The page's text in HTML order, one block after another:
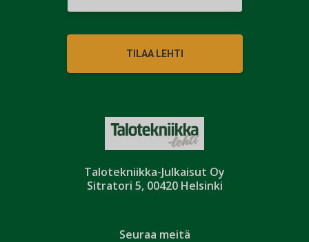
Talotekniikka-Julkaisut Oy
Sitratori 5, 00420 Helsinki
TILAA LEHTI
Seuraa meitä